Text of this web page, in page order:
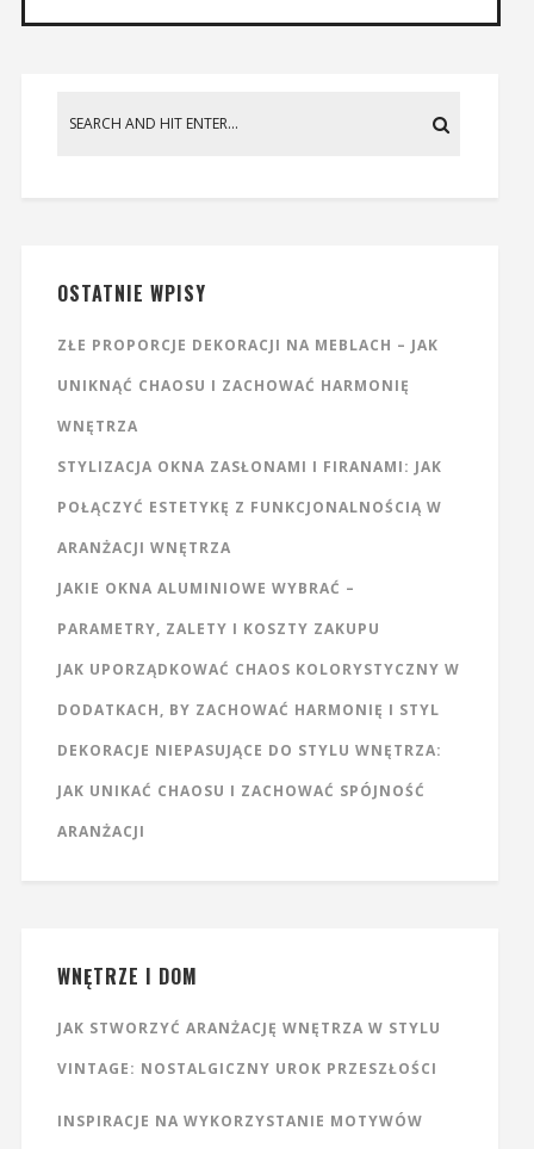
OSTATNIE WPISY
ZŁE PROPORCJE DEKORACJI NA MEBLACH – JAK
UNIKNĄĆ CHAOSU I ZACHOWAĆ HARMONIĘ
WNĘTRZA
STYLIZACJA OKNA ZASŁONAMI I FIRANAMI: JAK
POŁĄCZYĆ ESTETYKĘ Z FUNKCJONALNOŚCIĄ W
ARANŻACJI WNĘTRZA
JAKIE OKNA ALUMINIOWE WYBRAĆ –
PARAMETRY, ZALETY I KOSZTY ZAKUPU
JAK UPORZĄDKOWAĆ CHAOS KOLORYSTYCZNY W
DODATKACH, BY ZACHOWAĆ HARMONIĘ I STYL
DEKORACJE NIEPASUJĄCE DO STYLU WNĘTRZA:
JAK UNIKAĆ CHAOSU I ZACHOWAĆ SPÓJNOŚĆ
ARANŻACJI
WNĘTRZE I DOM
JAK STWORZYĆ ARANŻACJĘ WNĘTRZA W STYLU
VINTAGE: NOSTALGICZNY UROK PRZESZŁOŚCI
INSPIRACJE NA WYKORZYSTANIE MOTYWÓW